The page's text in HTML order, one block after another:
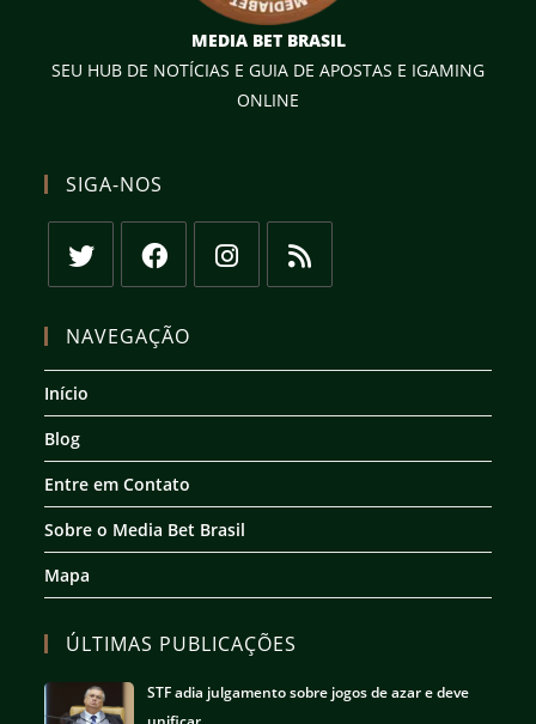
MEDIA BET BRASIL
SEU HUB DE NOTÍCIAS E GUIA DE APOSTAS E IGAMING
ONLINE
SIGA-NOS
em
nova
aba
em
aba
aba
aba
NAVEGAÇÃO
Início
Blog
Entre em Contato
Sobre o Media Bet Brasil
Mapa
ÚLTIMAS PUBLICAÇÕES
STF adia julgamento sobre jogos de azar e deve